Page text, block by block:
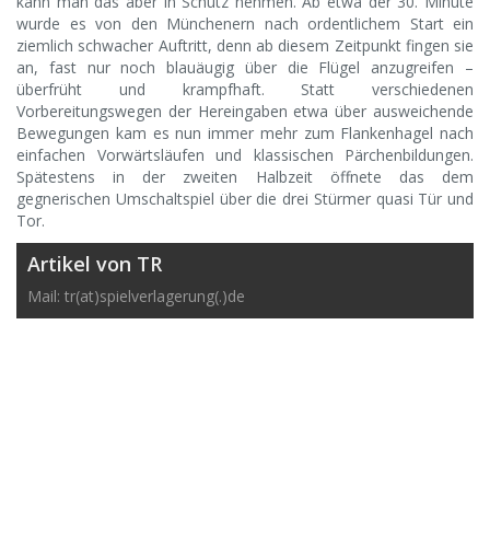
wurde es von den Münchenern nach ordentlichem Start ein
ziemlich schwacher Auftritt, denn ab diesem Zeitpunkt fingen sie
an, fast nur noch blauäugig über die Flügel anzugreifen –
überfrüht und krampfhaft. Statt verschiedenen
Vorbereitungswegen der Hereingaben etwa über ausweichende
Bewegungen kam es nun immer mehr zum Flankenhagel nach
einfachen Vorwärtsläufen und klassischen Pärchenbildungen.
Spätestens in der zweiten Halbzeit öffnete das dem
gegnerischen Umschaltspiel über die drei Stürmer quasi Tür und
Tor.
Artikel von TR
Mail: tr(at)spielverlagerung(.)de